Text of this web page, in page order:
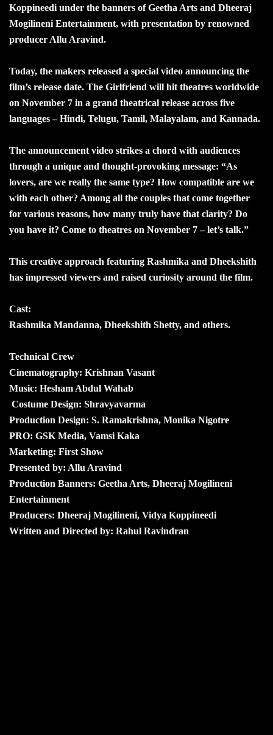
Koppineedi under the banners of Geetha Arts and Dheeraj
Mogilineni Entertainment, with presentation by renowned
producer Allu Aravind.
Today, the makers released a special video announcing the
film’s release date. The Girlfriend will hit theatres worldwide
on November 7 in a grand theatrical release across five
languages – Hindi, Telugu, Tamil, Malayalam, and Kannada.
The announcement video strikes a chord with audiences
through a unique and thought-provoking message: “As
lovers, are we really the same type? How compatible are we
with each other? Among all the couples that come together
for various reasons, how many truly have that clarity? Do
you have it? Come to theatres on November 7 – let’s talk.”
This creative approach featuring Rashmika and Dheekshith
has impressed viewers and raised curiosity around the film.
Cast:
Rashmika Mandanna, Dheekshith Shetty, and others.
Technical Crew
Cinematography: Krishnan Vasant
Music: Hesham Abdul Wahab
Costume Design: Shravyavarma
Production Design: S. Ramakrishna, Monika Nigotre
PRO: GSK Media, Vamsi Kaka
Marketing: First Show
Presented by: Allu Aravind
Production Banners: Geetha Arts, Dheeraj Mogilineni
Entertainment
Producers: Dheeraj Mogilineni, Vidya Koppineedi
Written and Directed by: Rahul Ravindran